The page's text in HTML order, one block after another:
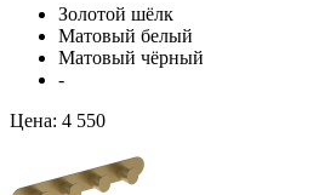
Золотой шёлк
Матовый белый
Матовый чёрный
-
Цена: 4 550